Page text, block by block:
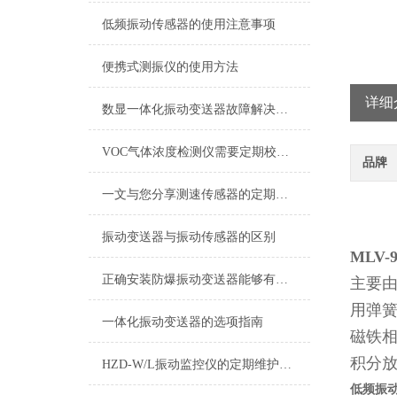
低频振动传感器的使用注意事项
便携式测振仪的使用方法
数显一体化振动变送器故障解决方法
VOC气体浓度检测仪需要定期校准的原因分析
一文与您分享测速传感器的定期维护保养方法
振动变送器与振动传感器的区别
正确安装防爆振动变送器能够有效预防潜在的安全隐患
一体化振动变送器的选项指南
HZD-W/L振动监控仪的定期维护保养制度介绍
详细
品牌
MLV-
主要
用弹
磁铁
积分
低频振